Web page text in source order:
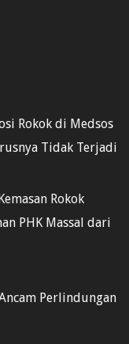
Rokok di Medsos
Tidak Terjadi
Rokok
PHK Massal dari
Perlindungan